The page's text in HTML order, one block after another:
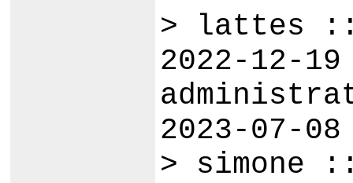
> lattes ::
2022-12-
2023-07-
> simone